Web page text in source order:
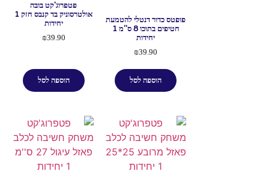
פופטס כדור דנטלי להטמעת
חטיפים בתוכו 8 ס''מ 1
יחידות
₪39.90
הוספה לסל
פטפרוג'קט בובה
אולטרסוניק בד קנבס חזק 1
יחידות
₪39.90
הוספה לסל